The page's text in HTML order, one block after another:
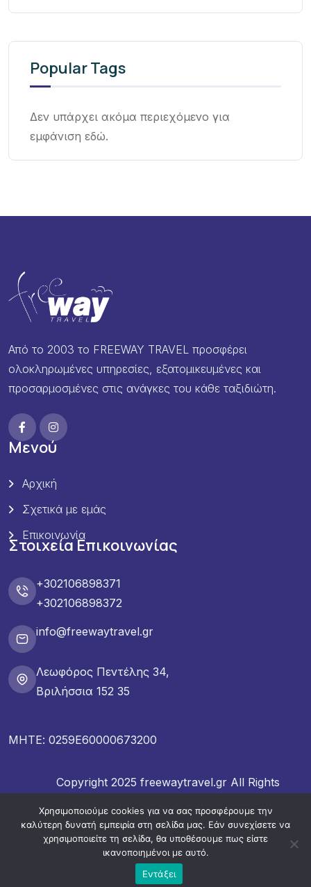
Popular Tags
Δεν υπάρχει ακόμα περιεχόμενο για
εμφάνιση εδώ.
Από το 2003 το FREEWAY TRAVEL προσφέρει
ολοκληρωμένες υπηρεσίες, εξατομικευμένες και
προσαρμοσμένες στις ανάγκες του κάθε ταξιδιώτη.
Μενού
Αρχική
Σχετικά με εμάς
Επικοινωνία
Στοιχεία Επικοινωνίας
+302106898371
+302106898372
info@freewaytravel.gr
Λεωφόρος Πεντέλης 34,
Βριλήσσια 152 35
ΜΗΤΕ: 0259E60000673200
Copyright 2025 freewaytravel.gr All Rights
Χρησιμοποιούμε cookies για να σας προσφέρουμε την
καλύτερη δυνατή εμπειρία στη σελίδα μας. Εάν συνεχίσετε να
χρησιμοποιείτε τη σελίδα, θα υποθέσουμε πως είστε
ικανοποιημένοι με αυτό.
Εντάξει